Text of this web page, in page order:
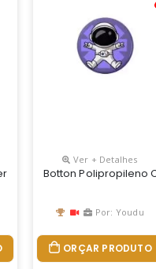
No Tamanho
Ver + Detalhes
Botton Polipropileno
Por: Youdu
ORÇAR PRODUTO